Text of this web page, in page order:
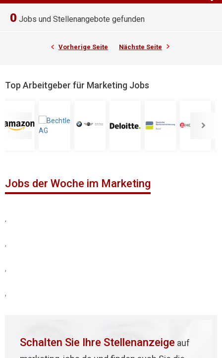
0 Jobs und Stellenangebote gefunden
Vorherige Seite Nächste Seite
Top Arbeitgeber für Marketing Jobs
Jobs der Woche im Marketing
,
,
,
,
Schalten Sie Ihre Stellenanzeige auf